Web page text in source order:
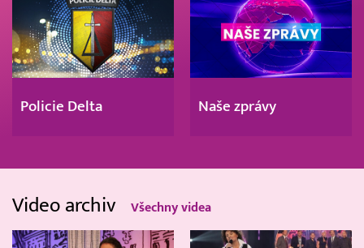
Policie Delta Naše zprávy
Video archiv Všechny videa